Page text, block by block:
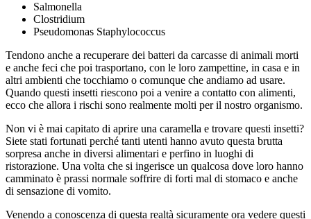
Salmonella
Clostridium
Pseudomonas Staphylococcus
Tendono anche a recuperare dei batteri da carcasse di animali morti
e anche feci che poi trasportano, con le loro zampettine, in casa e in
altri ambienti che tocchiamo o comunque che andiamo ad usare.
Quando questi insetti riescono poi a venire a contatto con alimenti,
ecco che allora i rischi sono realmente molti per il nostro organismo.
Non vi è mai capitato di aprire una caramella e trovare questi insetti?
Siete stati fortunati perché tanti utenti hanno avuto questa brutta
sorpresa anche in diversi alimentari e perfino in luoghi di
ristorazione. Una volta che si ingerisce un qualcosa dove loro hanno
camminato è prassi normale soffrire di forti mal di stomaco e anche
di sensazione di vomito.
Venendo a conoscenza di questa realtà sicuramente ora vedere questi